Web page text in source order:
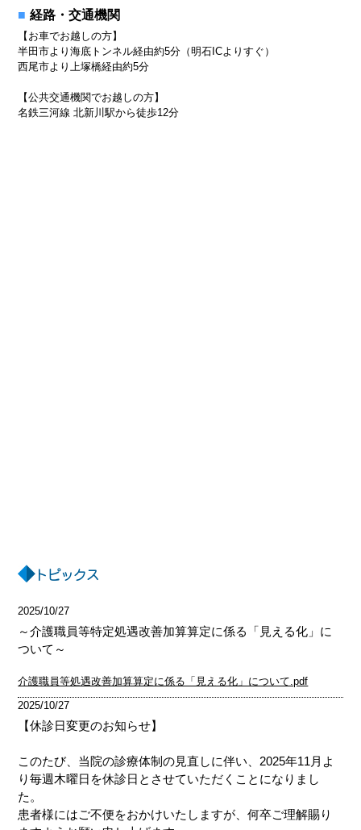
経路・交通機関
【お車でお越しの方】
半田市より海底トンネル経由約5分（明石ICよりすぐ）
西尾市より上塚橋経由約5分
【公共交通機関でお越しの方】
名鉄三河線 北新川駅から徒歩12分
トピックス
2025/10/27
～介護職員等特定処遇改善加算算定に係る「見える化」に
ついて～
介護職員等処遇改善加算算定に係る「見える化」について.pdf
2025/10/27
【休診日変更のお知らせ】
このたび、当院の診療体制の見直しに伴い、 2025年11 月よ
り毎週木曜日を休診日とさせていただくことになりまし
た。
患者様にはご不便をおかけいたしますが、何卒ご理解賜り